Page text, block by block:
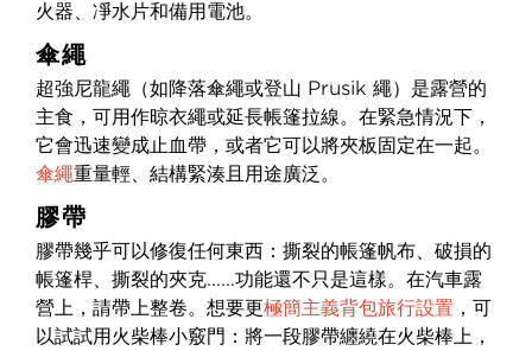
火器、凈水片和備用電池。
傘繩
超強尼龍繩（如降落傘繩或登山 Prusik 繩）是露營的
主食，可用作晾衣繩或延長帳篷拉線。在緊急情況下，
它會迅速變成止血帶，或者它可以將夾板固定在一起。
傘繩重量輕、結構緊湊且用途廣泛。
膠帶
膠帶幾乎可以修復任何東西：撕裂的帳篷帆布、破損的
帳篷桿、撕裂的夾克……功能還不只是這樣。在汽車露
營上，請帶上整卷。想要更極簡主義背包旅行設置 ，可
以試試用火柴棒小竅門：將一段膠帶纏繞在火柴棒上，